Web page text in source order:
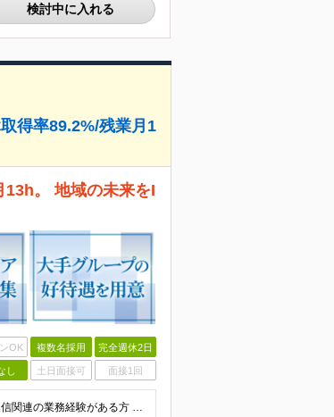
検討中に入れる
得率89.2%/残業月1
13h。 地域の未来をI
OK 複数名採用 完全週休2日
し 土日面接可 面接1回
＊業種未経験歓迎 ◆高卒以上 ◆下記いずれかを満たす方 【1】IT・通信関連の業務経験がある方 【2】IT・通信関連の資格を保有 【3】法人営業経験がある方 ※【1】の具体例 ・企業でITエンジ